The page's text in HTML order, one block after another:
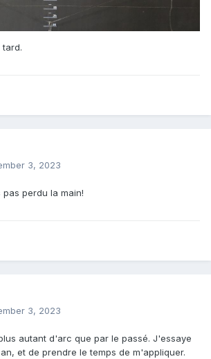
3, 2023
perdu la main!
3, 2023
autant d'arc que par le passé. J'essaye
et de prendre le temps de m'appliquer.